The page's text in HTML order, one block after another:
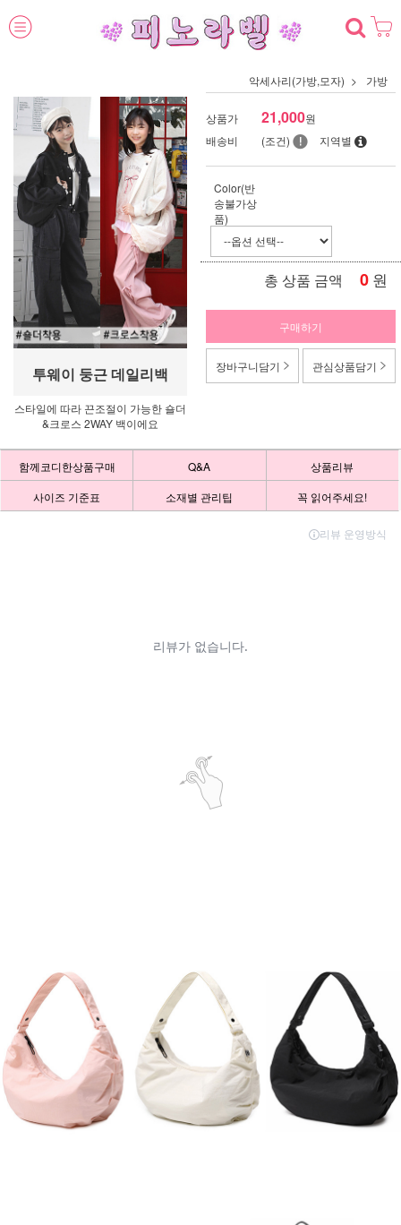
악세사리(가방,모자) 가방
투웨이 둥근 데일리백
스타일에 따라 끈조절이 가능한 숄더
&크로스 2WAY 백이에요
상품가 21,000원
배송비
(조건) 지역별
Color(반
송불가상
품)
총 상품 금액 0 원
구매하기
장바구니담기 관심상품담기
함께코디한상품구매 Q&A
상품리뷰
사이즈 기준표
소재별 관리팁 꼭 읽어주세요!